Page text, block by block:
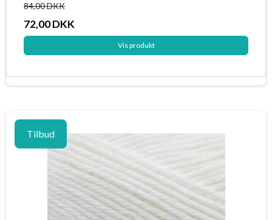
84,00 DKK
72,00 DKK
Vis produkt
Tilbud